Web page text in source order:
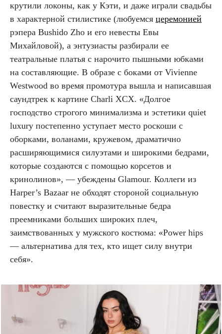
крутили локоны, как у Кэти, и даже играли свадьбы
в характерной стилистике (любуемся церемонией
рэпера Bushido Zho и его невесты Евы
Михайловой), а энтузиасты разбирали ее
театральные платья с нарочито пышными юбками
на составляющие. В образе с боками от Vivienne
Westwood во время промотура вышла и написавшая
саундтрек к картине Charli XCX. «Долгое
господство строгого минимализма и эстетики quiet
luxury постепенно уступает место роскоши с
оборками, воланами, кружевом, драматично
расширяющимися силуэтами и широкими бедрами,
которые создаются с помощью корсетов и
кринолинов», — убеждены Glamour. Коллеги из
Harper’s Bazaar не обходят стороной социальную
повестку и считают выразительные бедра
преемниками больших широких плеч,
заимствованных у мужского костюма: «Power hips
— альтернатива для тех, кто ищет силу внутри
себя».